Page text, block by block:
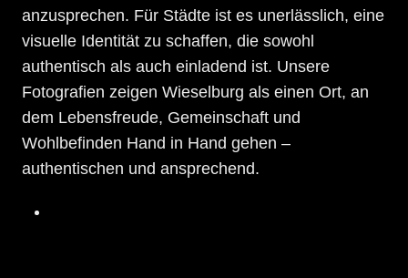
anzusprechen. Für Städte ist es unerlässlich, eine
visuelle Identität zu schaffen, die sowohl
authentisch als auch einladend ist. Unsere
Fotografien zeigen Wieselburg als einen Ort, an
dem Lebensfreude, Gemeinschaft und
Wohlbefinden Hand in Hand gehen –
authentischen und ansprechend.